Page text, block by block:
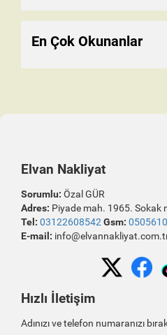
En Çok Okunanlar
Elvan Nakliyat
Sorumlu: Özal GÜR
Adres: Piyade mah. 1965. Sokak
Tel: 03122608542 Gsm:
E-mail:
Hızlı İletişim
Adınızı ve telefon numaranızı